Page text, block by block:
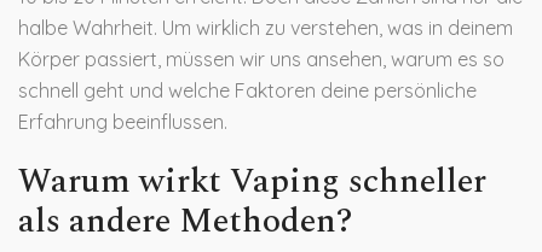
halbe Wahrheit. Um wirklich zu verstehen, was in deinem
Körper passiert, müssen wir uns ansehen, warum es so
schnell geht und welche Faktoren deine persönliche
Erfahrung beeinflussen.
Warum wirkt Vaping schneller
als andere Methoden?